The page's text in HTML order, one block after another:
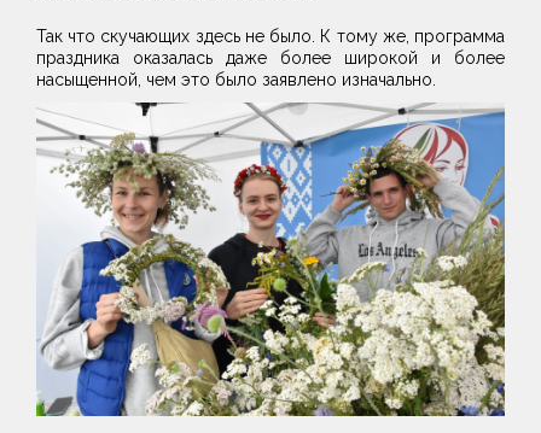
Так что скучающих здесь не было. К тому же, программа
праздника оказалась даже более широкой и более
насыщенной, чем это было заявлено изначально.